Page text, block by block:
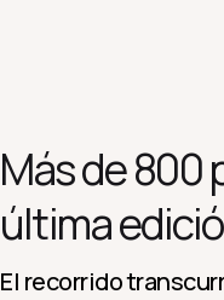
Más de 800
última
El recorrido